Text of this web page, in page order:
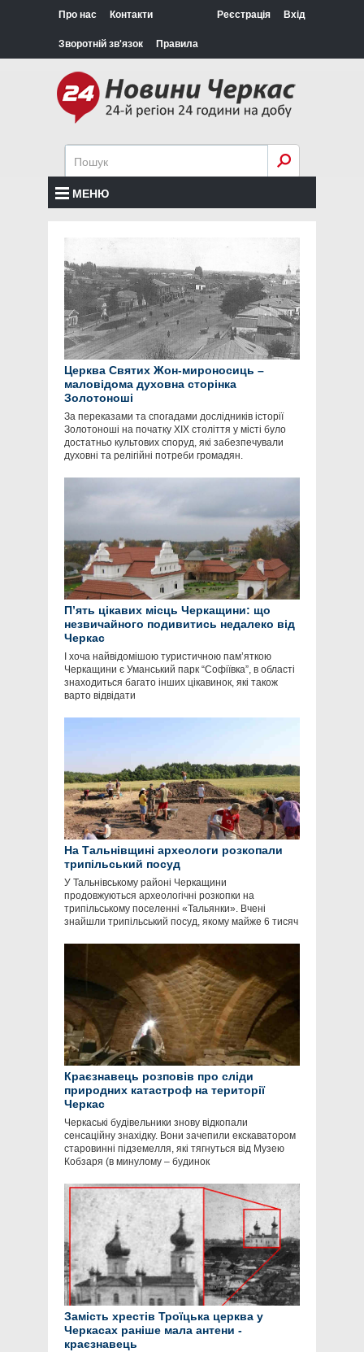
Про нас Контакти
Зворотній зв'язок Правила
Реєстрація Вхід
МЕНЮ
Церква Святих Жон-мироносиць –
маловідома духовна сторінка
Золотоноші
За переказами та спогадами дослідників історії
Золотоноші на початку ХІХ століття у місті було
достатньо культових споруд, які забезпечували
духовні та релігійні потреби громадян.
П’ять цікавих місць Черкащини: що
незвичайного подивитись недалеко від
Черкас
І хоча найвідомішою туристичною пам’яткою
Черкащини є Уманський парк “Софіївка”, в області
знаходиться багато інших цікавинок, які також
варто відвідати
На Тальнівщині археологи розкопали
трипільський посуд
У Тальнівському районі Черкащини
продовжуються археологічні розкопки на
трипільському поселенні «Тальянки». Вчені
знайшли трипільський посуд, якому майже 6 тисяч
Краєзнавець розповів про сліди
природних катастроф на території
Черкас
Черкаські будівельники знову відкопали
сенсаційну знахідку. Вони зачепили екскаватором
старовинні підземелля, які тягнуться від Музею
Кобзаря (в минулому – будинок
Замість хрестів Троїцька церква у
Черкасах раніше мала антени -
краєзнавець